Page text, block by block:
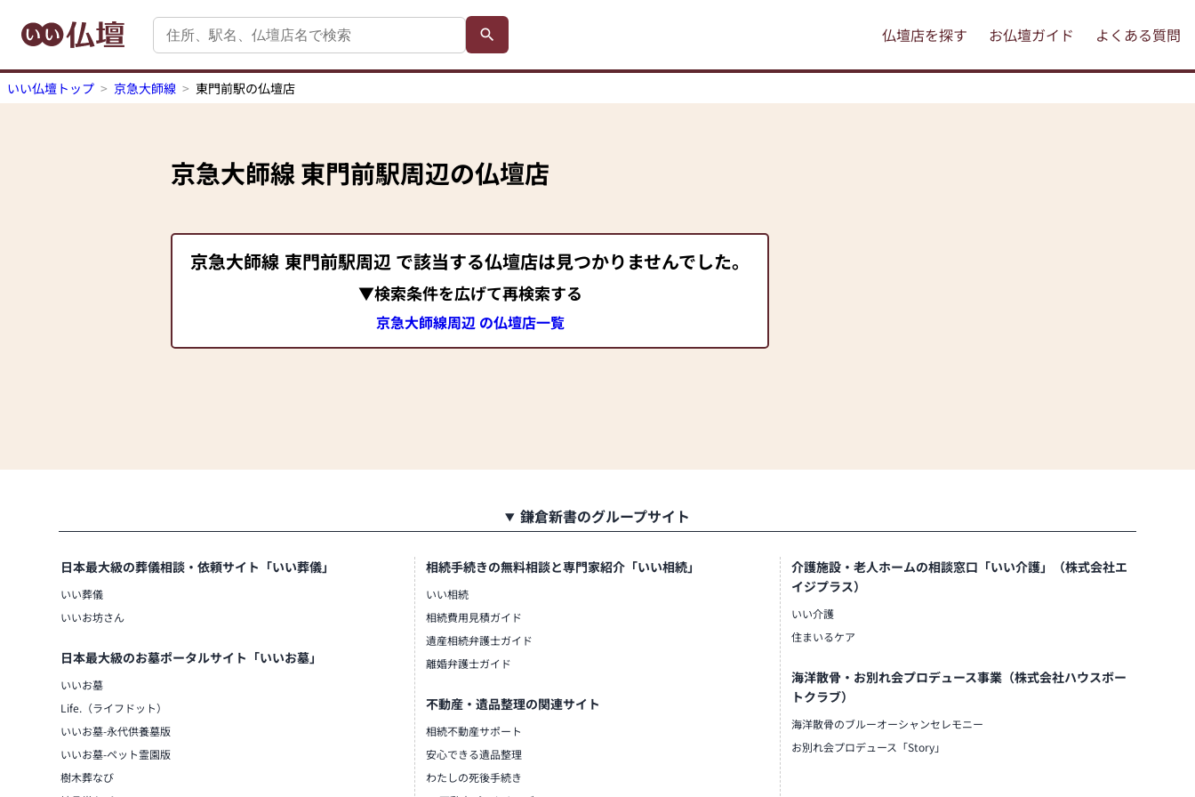
仏壇店を探す お仏壇ガイド よくある質問
いい仏壇トップ 京急大師線 東門前駅の仏壇店
京急大師線東門前駅周辺の仏壇店
京急大師線 東門前駅周辺 で該当する仏壇店は見つかりませんでした。
▼検索条件を広げて再検索する
京急大師線周辺 の仏壇店一覧
鎌倉新書のグループサイト
日本最大級の葬儀相談・依頼サイト「いい葬儀」
いい葬儀
いいお坊さん
日本最大級のお墓ポータルサイト「いいお墓」
いいお墓
Life.（ライフドット）
いいお墓-永代供養墓版
いいお墓-ペット霊園版
樹木葬なび
相続手続きの無料相談と専門家紹介「いい相続」
いい相続
相続費用見積ガイド
遺産相続弁護士ガイド
離婚弁護士ガイド
不動産・遺品整理の関連サイト
相続不動産サポート
安心できる遺品整理
わたしの死後手続き
介護施設・老人ホームの相談窓口「いい介護」（株式会社エ
イジプラス）
いい介護
住まいるケア
海洋散骨・お別れ会プロデュース事業（株式会社ハウスボー
トクラブ）
海洋散骨のブルーオーシャンセレモニー
お別れ会プロデュース「Story」